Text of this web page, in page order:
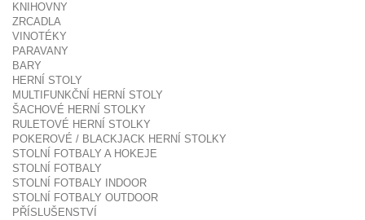
KNIHOVNY
ZRCADLA
VINOTÉKY
PARAVANY
BARY
HERNÍ STOLY
MULTIFUNKČNÍ HERNÍ STOLY
ŠACHOVÉ HERNÍ STOLKY
RULETOVÉ HERNÍ STOLKY
POKEROVÉ / BLACKJACK HERNÍ STOLKY
STOLNÍ FOTBALY A HOKEJE
STOLNÍ FOTBALY
STOLNÍ FOTBALY INDOOR
STOLNÍ FOTBALY OUTDOOR
PŘÍSLUŠENSTVÍ